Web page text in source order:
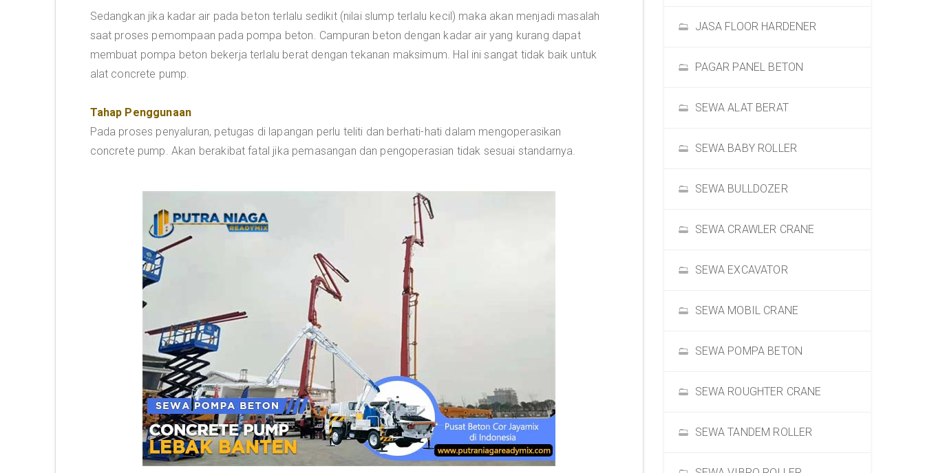
Sedangkan jika kadar air pada beton terlalu sedikit (nilai slump terlalu kecil) maka akan menjadi masalah
saat proses pemompaan pada pompa beton. Campuran beton dengan kadar air yang kurang dapat
membuat pompa beton bekerja terlalu berat dengan tekanan maksimum. Hal ini sangat tidak baik untuk
alat concrete pump.
Tahap Penggunaan
Pada proses penyaluran, petugas di lapangan perlu teliti dan berhati-hati dalam mengoperasikan
concrete pump. Akan berakibat fatal jika pemasangan dan pengoperasian tidak sesuai standarnya.
JASA FLOOR HARDENER
PAGAR PANEL BETON
SEWA ALAT BERAT
SEWA BABY ROLLER
SEWA BULLDOZER
SEWA CRAWLER CRANE
SEWA EXCAVATOR
SEWA MOBIL CRANE
SEWA POMPA BETON
SEWA ROUGHTER CRANE
SEWA TANDEM ROLLER